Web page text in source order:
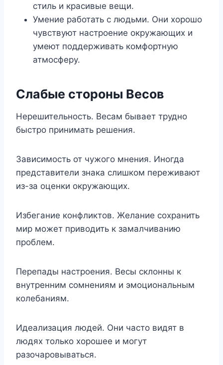
стиль и красивые вещи.
Умение работать с людьми. Они хорошо
чувствуют настроение окружающих и
умеют поддерживать комфортную
атмосферу.
Слабые стороны Весов
Нерешительность. Весам бывает трудно
быстро принимать решения.
Зависимость от чужого мнения. Иногда
представители знака слишком переживают
из-за оценки окружающих.
Избегание конфликтов. Желание сохранить
мир может приводить к замалчиванию
проблем.
Перепады настроения. Весы склонны к
внутренним сомнениям и эмоциональным
колебаниям.
Идеализация людей. Они часто видят в
людях только хорошее и могут
разочаровываться.